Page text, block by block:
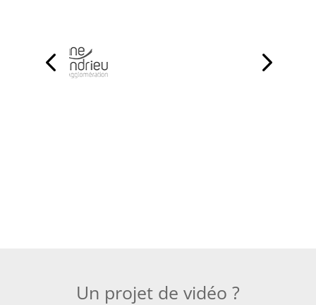
Un projet de vidéo ?